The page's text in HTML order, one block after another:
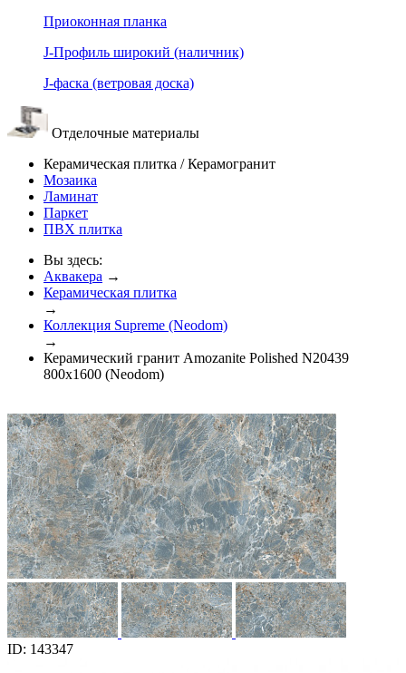
Приоконная планка
J-Профиль широкий (наличник)
J-фаска (ветровая доска)
Отделочные материалы
Керамическая плитка / Керамогранит
Мозаика
Ламинат
Паркет
ПВХ плитка
Вы здесь:
Аквакера →
Керамическая плитка
→
Коллекция Supreme (Neodom)
→
Керамический гранит Amozanite Polished N20439
800x1600 (Neodom)
ID: 143347